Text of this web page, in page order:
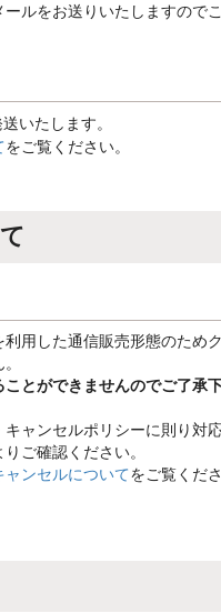
ルをお送りいたしますので
いたします。
をご覧ください。
用した通信販売形態のため
とができませんのでご了承
ャンセルポリシーに則り対
ご確認ください。
ャンセルについてをご覧くだ